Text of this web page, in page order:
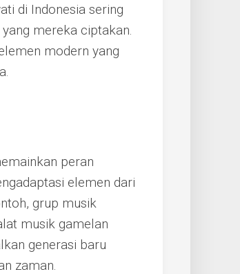
di Indonesia sering
mereka ciptakan.
modern yang
peran
elemen dari
grup musik
musik gamelan
generasi baru
zaman.